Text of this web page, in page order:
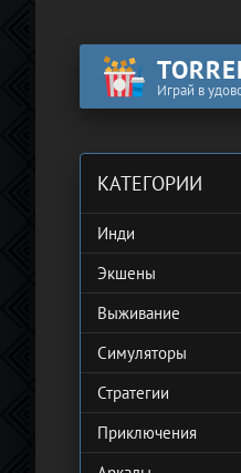
Играй в
КАТЕГОРИИ
Инди
Экшены
Выживание
Симуляторы
Стратегии
Приключения